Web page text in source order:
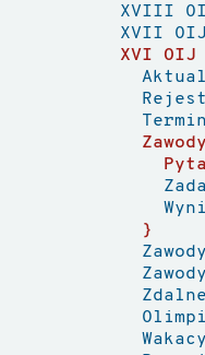
XVIII
XVII OIJ
XVI OIJ